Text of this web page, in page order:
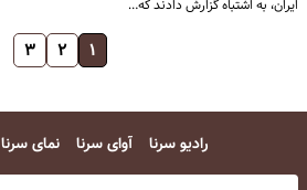
ایران، به اشتباه گزارش دادند که…
۱ ۲ ۳
رادیو سرنا آوای سرنا نمای سرنا